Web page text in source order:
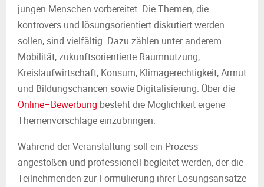
jungen Menschen vorbereitet. Die Themen, die
kontrovers und lösungsorientiert diskutiert werden
sollen, sind vielfältig. Dazu zählen unter anderem
Mobilität, zukunftsorientierte Raumnutzung,
Kreislaufwirtschaft, Konsum, Klimagerechtigkeit, Armut
und Bildungschancen sowie Digitalisierung. Über die
Online–Bewerbung besteht die Möglichkeit eigene
Themenvorschläge einzubringen.
Während der Veranstaltung soll ein Prozess
angestoßen und professionell begleitet werden, der die
Teilnehmenden zur Formulierung ihrer Lösungsansätze